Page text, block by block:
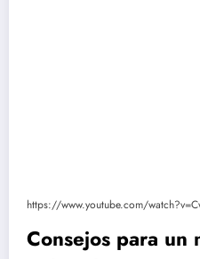
https://www.youtube.com/
Consejos para un